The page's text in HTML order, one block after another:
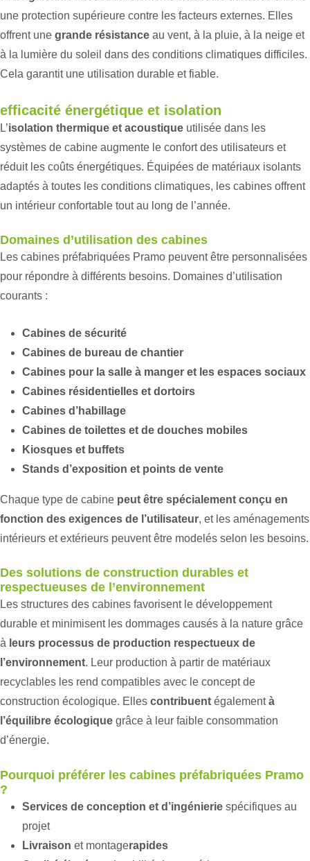
une protection supérieure contre les facteurs externes. Elles
offrent une grande résistance au vent, à la pluie, à la neige et
à la lumière du soleil dans des conditions climatiques difficiles.
Cela garantit une utilisation durable et fiable.
efficacité énergétique et isolation
L’isolation thermique et acoustique utilisée dans les
systèmes de cabine augmente le confort des utilisateurs et
réduit les coûts énergétiques. Équipées de matériaux isolants
adaptés à toutes les conditions climatiques, les cabines offrent
un intérieur confortable tout au long de l’année.
Domaines d’utilisation des cabines
Les cabines préfabriquées Pramo peuvent être personnalisées
pour répondre à différents besoins. Domaines d’utilisation
courants :
Cabines de sécurité
Cabines de bureau de chantier
Cabines pour la salle à manger et les espaces sociaux
Cabines résidentielles et dortoirs
Cabines d’habillage
Cabines de toilettes et de douches mobiles
Kiosques et buffets
Stands d’exposition et points de vente
Chaque type de cabine peut être spécialement conçu en
fonction des exigences de l’utilisateur, et les aménagements
intérieurs et extérieurs peuvent être modelés selon les besoins.
Des solutions de construction durables et
respectueuses de l’environnement
Les structures des cabines favorisent le développement
durable et minimisent les dommages causés à la nature grâce
à leurs processus de production respectueux de
l’environnement. Leur production à partir de matériaux
recyclables les rend compatibles avec le concept de
construction écologique. Elles contribuent égalementà
l’équilibre écologique grâce à leur faible consommation
d’énergie.
Pourquoi préférer les cabines préfabriquées Pramo
?
Services de conception et d’ingénierie spécifiques au
projet
Livraison et montagerapides